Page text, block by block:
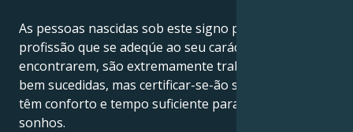
As pessoas nascidas sob este signo precisam de uma
profissão que se adeqúe ao seu carácter. Se a
encontrarem, são extremamente trabalhadoras e
bem sucedidas, mas certificar-se-ão sempre de que
têm conforto e tempo suficiente para os seus
sonhos.